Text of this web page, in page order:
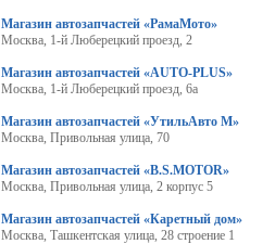
Магазин автозапчастей «РамаМото»
Москва, 1-й Люберецкий проезд, 2
Магазин автозапчастей «AUTO-PLUS»
Москва, 1-й Люберецкий проезд, 6а
Магазин автозапчастей «УтильАвто М»
Москва, Привольная улица, 70
Магазин автозапчастей «B.S.MOTOR»
Москва, Привольная улица, 2 корпус 5
Магазин автозапчастей «Каретный дом»
Москва, Ташкентская улица, 28 строение 1